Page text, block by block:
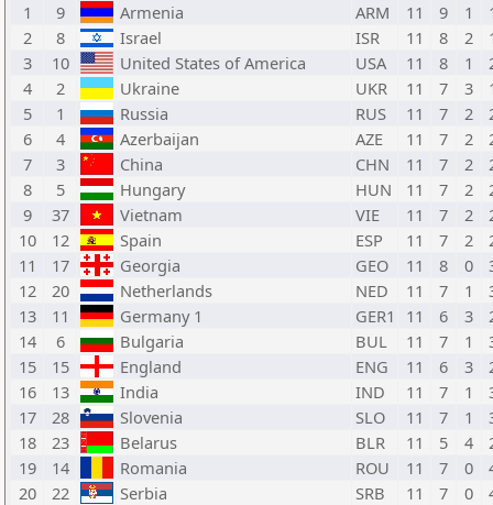
1
9 Armenia ARM 11 9 1
2
8 Israel ISR 11 8 2
3
10 United States of America USA 11 8 1
4
2 Ukraine UKR 11 7 3
5
1 Russia RUS 11 7 2
6
4 Azerbaijan AZE 11 7 2
7
3 China CHN 11 7 2
8
5 Hungary HUN 11 7 2
9
37 Vietnam VIE 11 7 2
10
12 Spain ESP 11 7 2
11
17 Georgia GEO 11 8 0
12
20 Netherlands NED 11 7 1
13
11 Germany 1 GER1 11 6 3
14
6 Bulgaria BUL 11 7 1
15
15 England ENG 11 6 3
16
13 India IND 11 7 1
17
28 Slovenia SLO 11 7 1
18
23 Belarus BLR 11 5 4
19
14 Romania ROU 11 7 0
20
22 Serbia SRB 11 7 0